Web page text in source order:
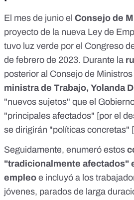
El mes de junio el Consejo de
proyecto de la nueva Ley de
tuvo luz verde por el Congreso
de febrero de 2023. Durante la
posterior al Consejo de
ministra de Trabajo, Yolanda
"nuevos sujetos" que el
"principales afectados" [por el
se dirigirán "políticas concretas" [
Seguidamente, enumeró estos
"tradicionalmente afectados"
empleo e incluyó a los
jóvenes, parados de larga